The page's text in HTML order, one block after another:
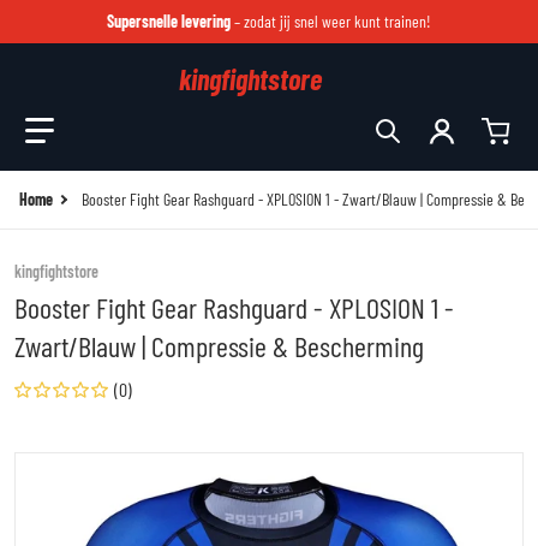
Supersnelle levering– zodat jij snel weer kunt trainen!
kingfightstore
Home Booster Fight Gear Rashguard - XPLOSION 1 - Zwart/Blauw | Compressie &
kingfightstore
Booster Fight Gear Rashguard - XPLOSION 1 -
Zwart/Blauw | Compressie & Bescherming
(0)